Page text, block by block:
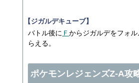
【ジガルデキューブ】
バトル後に Ｆ からジガルデをフォ
らえる。
ポケモンレジェンズZ-A攻